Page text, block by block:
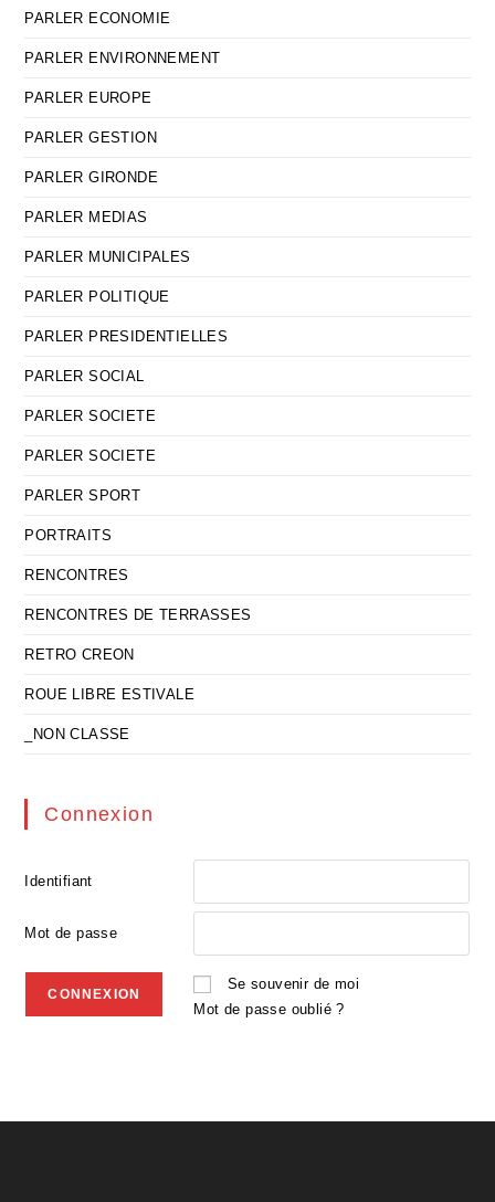
PARLER ECONOMIE
PARLER ENVIRONNEMENT
PARLER EUROPE
PARLER GESTION
PARLER GIRONDE
PARLER MEDIAS
PARLER MUNICIPALES
PARLER POLITIQUE
PARLER PRESIDENTIELLES
PARLER SOCIAL
PARLER SOCIETE
PARLER SOCIETE
PARLER SPORT
PORTRAITS
RENCONTRES
RENCONTRES DE TERRASSES
RETRO CREON
ROUE LIBRE ESTIVALE
_NON CLASSE
Connexion
Identifiant
Mot de passe
Se souvenir de moi
Mot de passe oublié ?